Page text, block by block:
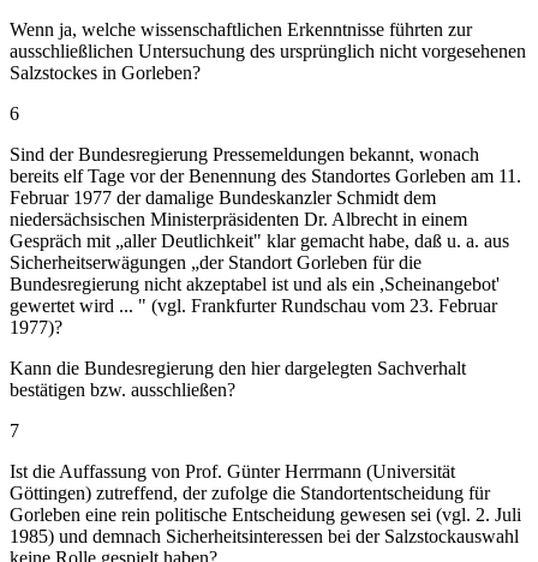
Wenn ja, welche wissenschaftlichen Erkenntnisse führten zur
ausschließlichen Untersuchung des ursprünglich nicht vorgesehenen
Salzstockes in Gorleben?
6
Sind der Bundesregierung Pressemeldungen bekannt, wonach
bereits elf Tage vor der Benennung des Standortes Gorleben am 11.
Februar 1977 der damalige Bundeskanzler Schmidt dem
niedersächsischen Ministerpräsidenten Dr. Albrecht in einem
Gespräch mit „aller Deutlichkeit" klar gemacht habe, daß u. a. aus
Sicherheitserwägungen „der Standort Gorleben für die
Bundesregierung nicht akzeptabel ist und als ein ,Scheinangebot'
gewertet wird ... " (vgl. Frankfurter Rundschau vom 23. Februar
1977)?
Kann die Bundesregierung den hier dargelegten Sachverhalt
bestätigen bzw. ausschließen?
7
Ist die Auffassung von Prof. Günter Herrmann (Universität
Göttingen) zutreffend, der zufolge die Standortentscheidung für
Gorleben eine rein politische Entscheidung gewesen sei (vgl. 2. Juli
1985) und demnach Sicherheitsinteressen bei der Salzstockauswahl
keine Rolle gespielt haben?